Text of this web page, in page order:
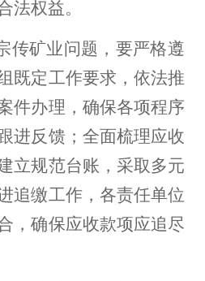
法权益。
传矿业问题，要严格遵
既定工作要求，依法推
件办理，确保各项程序
进反馈；全面梳理应收
立规范台账，采取多元
追缴工作，各责任单位
，确保应收款项应追尽